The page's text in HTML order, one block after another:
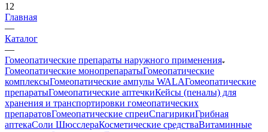
12
Главная
—
Каталог
—
Гомеопатические препараты наружного применения
Гомеопатические монопрепаратыГомеопатические
комплексыГомеопатические ампулы WALAГомеопатические
препаратыГомеопатические аптечкиКейсы (пеналы) для
хранения и транспортировки гомеопатических
препаратовГомеопатические спреиСпагирикиГрибная
аптекаСоли ШюсслераКосметические средстваВитаминные